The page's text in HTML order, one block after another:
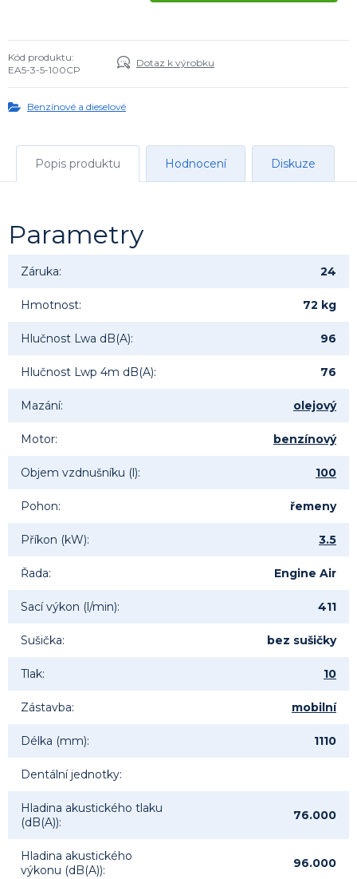
Kód produktu:
EA5-3-5-100CP
Dotaz k výrobku
Benzínové a dieselové
Popis produktu Hodnocení Diskuze
Parametry
Záruka: 24
Hmotnost: 72 kg
Hlučnost Lwa dB(A): 96
Hlučnost Lwp 4m dB(A): 76
Mazání: olejový
Motor: benzínový
Objem vzdnušníku (l): 100
Pohon: řemeny
Příkon (kW): 3.5
Řada: Engine Air
Sací výkon (l/min): 411
Sušička: bez sušičky
Tlak: 10
Zástavba: mobilní
Délka (mm): 1110
Dentální jednotky:
Hladina akustického tlaku
(dB(A)): 76.000
Hladina akustického
výkonu (dB(A)): 96.000